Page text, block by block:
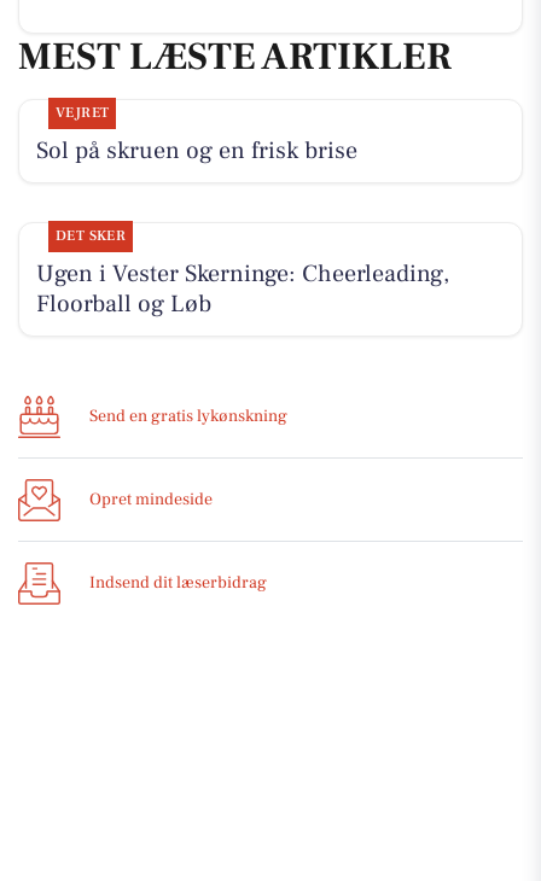
MEST LÆSTE ARTIKLER
VEJRET
Sol på skruen og en frisk brise
DET SKER
Ugen i Vester Skerninge: Cheerleading,
Floorball og Løb
Send en gratis lykønskning
Opret mindeside
Indsend dit læserbidrag